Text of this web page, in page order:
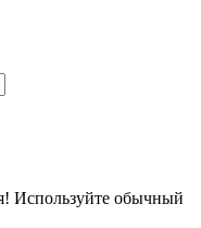
Используйте обычный